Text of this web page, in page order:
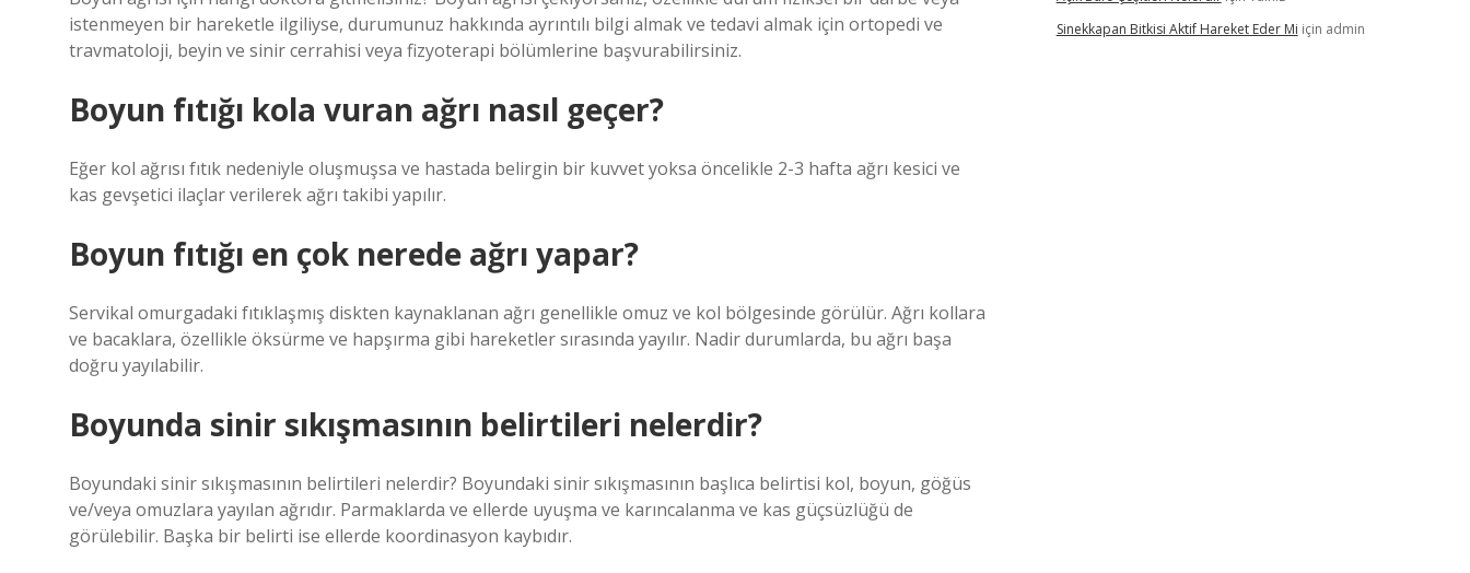
istenmeyen bir hareketle ilgiliyse, durumunuz hakkında ayrıntılı bilgi almak ve tedavi almak için ortopedi ve
travmatoloji, beyin ve sinir cerrahisi veya fizyoterapi bölümlerine başvurabilirsiniz.
Boyun fıtığı kola vuran ağrı nasıl geçer?
Eğer kol ağrısı fıtık nedeniyle oluşmuşsa ve hastada belirgin bir kuvvet yoksa öncelikle 2-3 hafta ağrı kesici ve
kas gevşetici ilaçlar verilerek ağrı takibi yapılır.
Boyun fıtığı en çok nerede ağrı yapar?
Servikal omurgadaki fıtıklaşmış diskten kaynaklanan ağrı genellikle omuz ve kol bölgesinde görülür. Ağrı kollara
ve bacaklara, özellikle öksürme ve hapşırma gibi hareketler sırasında yayılır. Nadir durumlarda, bu ağrı başa
doğru yayılabilir.
Boyunda sinir sıkışmasının belirtileri nelerdir?
Boyundaki sinir sıkışmasının belirtileri nelerdir? Boyundaki sinir sıkışmasının başlıca belirtisi kol, boyun, göğüs
ve/veya omuzlara yayılan ağrıdır. Parmaklarda ve ellerde uyuşma ve karıncalanma ve kas güçsüzlüğü de
görülebilir. Başka bir belirti ise ellerde koordinasyon kaybıdır.
Sinekkapan Bitkisi Aktif Hareket Eder Mi için admin